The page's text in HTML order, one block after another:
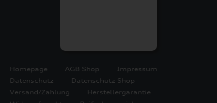
Homepage AGB Shop
Impressum
Datenschutz
Datenschutz Shop
Versand/Zahlung
Herstellergarantie